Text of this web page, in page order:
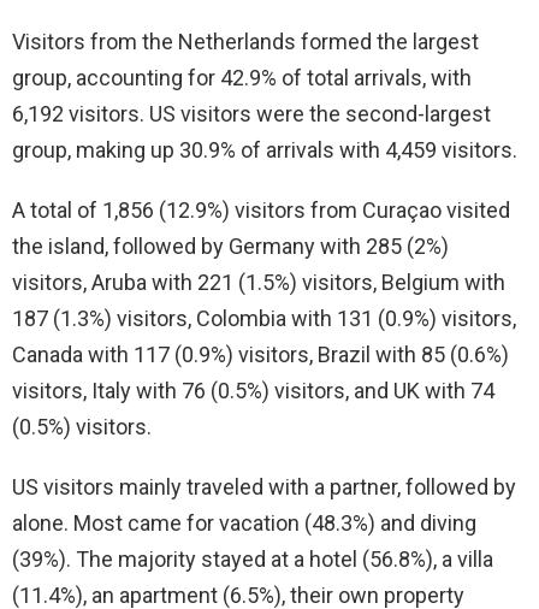
Visitors from the Netherlands formed the largest
group, accounting for 42.9% of total arrivals, with
6,192 visitors. US visitors were the second-largest
group, making up 30.9% of arrivals with 4,459 visitors.
A total of 1,856 (12.9%) visitors from Curaçao visited
the island, followed by Germany with 285 (2%)
visitors, Aruba with 221 (1.5%) visitors, Belgium with
187 (1.3%) visitors, Colombia with 131 (0.9%) visitors,
Canada with 117 (0.9%) visitors, Brazil with 85 (0.6%)
visitors, Italy with 76 (0.5%) visitors, and UK with 74
(0.5%) visitors.
US visitors mainly traveled with a partner, followed by
alone. Most came for vacation (48.3%) and diving
(39%). The majority stayed at a hotel (56.8%), a villa
(11.4%), an apartment (6.5%), their own property